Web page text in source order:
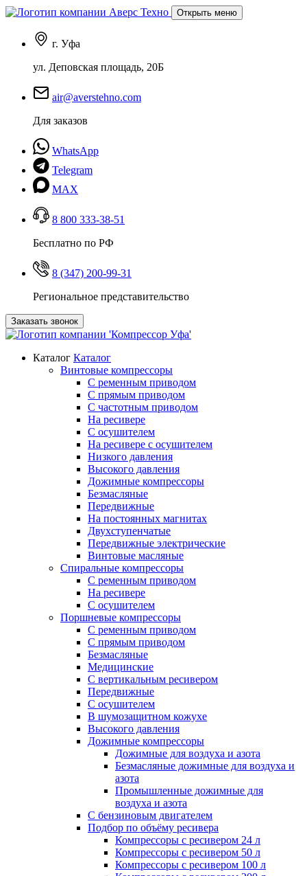
Открыть меню
г. Уфа
ул. Деповская площадь, 20Б
air@averstehno.com
Для заказов
WhatsApp
Telegram
MAX
8 800 333-38-51
Бесплатно по РФ
8 (347) 200-99-31
Региональное представительство
Заказать звонок
Каталог Каталог
Винтовые компрессоры
С ременным приводом
С прямым приводом
С частотным приводом
На ресивере
С осушителем
На ресивере с осушителем
Низкого давления
Высокого давления
Дожимные компрессоры
Безмасляные
Передвижные
На постоянных магнитах
Двухступенчатые
Передвижные электрические
Винтовые масляные
Спиральные компрессоры
С ременным приводом
На ресивере
С осушителем
Поршневые компрессоры
С ременным приводом
С прямым приводом
Безмасляные
Медицинские
С вертикальным ресивером
Передвижные
С осушителем
В шумозащитном кожухе
Высокого давления
Дожимные компрессоры
Дожимные для воздуха и азота
Безмасляные дожимные для воздуха и
азота
Промышленные дожимные для
воздуха и азота
С бензиновым двигателем
Подбор по объёму ресивера
Компрессоры с ресивером 24 л
Компрессоры с ресивером 50 л
Компрессоры с ресивером 100 л